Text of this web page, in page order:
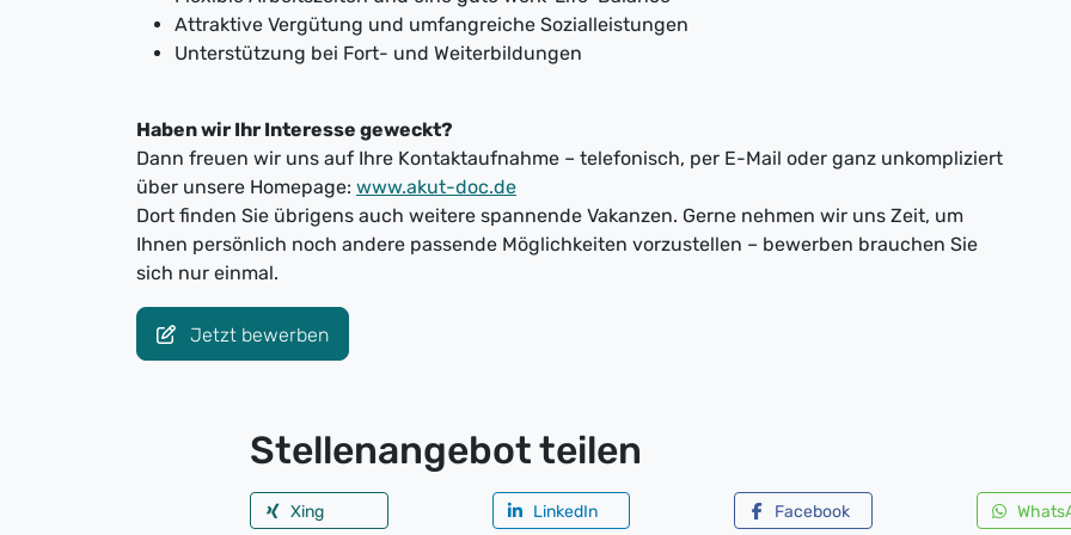
Attraktive Vergütung und umfangreiche Sozialleistungen
Unterstützung bei Fort- und Weiterbildungen
Haben wir Ihr Interesse geweckt?
Dann freuen wir uns auf Ihre Kontaktaufnahme – telefonisch, per E-Mail oder ganz unkompliziert
über unsere Homepage: www.akut-doc.de
Dort finden Sie übrigens auch weitere spannende Vakanzen. Gerne nehmen wir uns Zeit, um
Ihnen persönlich noch andere passende Möglichkeiten vorzustellen – bewerben brauchen Sie
sich nur einmal.
Jetzt bewerben
Stellenangebot teilen
Xing LinkedIn Facebook